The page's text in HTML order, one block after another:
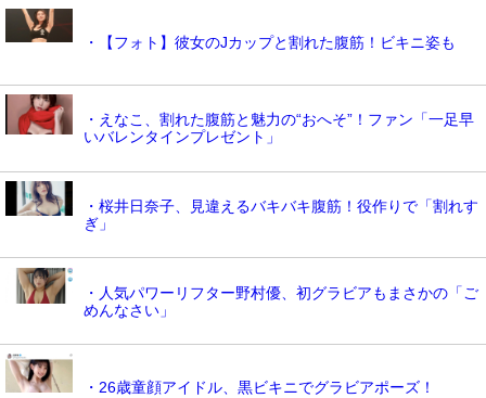
・【フォト】彼女のJカップと割れた腹筋！ビキニ姿も
・えなこ、割れた腹筋と魅力の“おへそ”！ファン「一足早
いバレンタインプレゼント」
・桜井日奈子、見違えるバキバキ腹筋！役作りで「割れす
ぎ」
・人気パワーリフター野村優、初グラビアもまさかの「ご
めんなさい」
・26歳童顔アイドル、黒ビキニでグラビアポーズ！